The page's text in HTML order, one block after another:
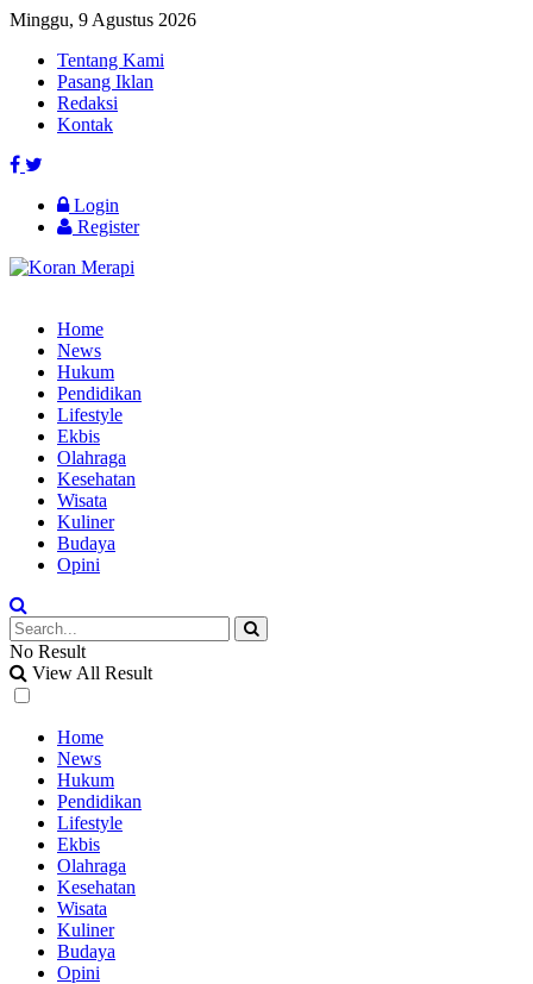
Minggu, 9 Agustus 2026
Tentang Kami
Pasang Iklan
Redaksi
Kontak
Login
Register
Home
News
Hukum
Pendidikan
Lifestyle
Ekbis
Olahraga
Kesehatan
Wisata
Kuliner
Budaya
Opini
No Result
View All Result
Home
News
Hukum
Pendidikan
Lifestyle
Ekbis
Olahraga
Kesehatan
Wisata
Kuliner
Budaya
Opini